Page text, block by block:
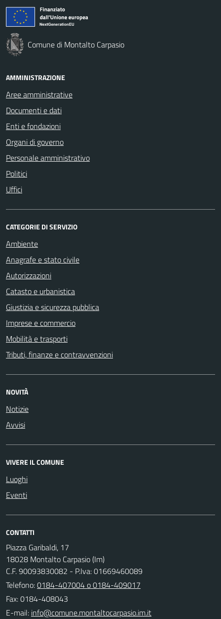
Comune di Montalto Carpasio
AMMINISTRAZIONE
Aree amministrative
Documenti e dati
Enti e fondazioni
Organi di governo
Personale amministrativo
Politici
Uffici
CATEGORIE DI SERVIZIO
Ambiente
Anagrafe e stato civile
Autorizzazioni
Catasto e urbanistica
Giustizia e sicurezza pubblica
Imprese e commercio
Mobilità e trasporti
Tributi, finanze e contravvenzioni
NOVITÀ
Notizie
Avvisi
VIVERE IL COMUNE
Luoghi
Eventi
CONTATTI
Piazza Garibaldi, 17
18028 Montalto Carpasio (Im)
C.F. 90093830082 - P.Iva: 01669460089
Telefono:0184-407004 o 0184-409017
Fax: 0184-408043
E-mail: